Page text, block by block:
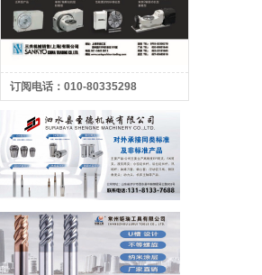
订阅电话：010-80335298